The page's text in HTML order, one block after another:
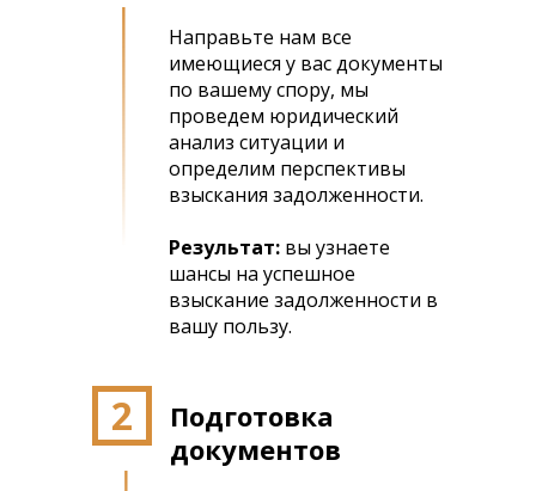
Направьте нам все
имеющиеся у вас документы
по вашему спору, мы
проведем юридический
анализ ситуации и
определим перспективы
взыскания задолженности.
Результат: вы узнаете
шансы на успешное
взыскание задолженности в
вашу пользу.
2
Подготовка
документов